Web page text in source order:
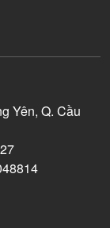
Yên, Q. Cầu